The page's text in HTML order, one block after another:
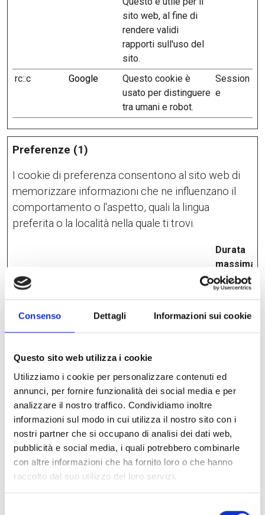
Consenso Dettagli Informazioni sui cookie
Questo sito web utilizza i cookie
Utilizziamo i cookie per personalizzare contenuti ed
annunci, per fornire funzionalità dei social media e per
analizzare il nostro traffico. Condividiamo inoltre
informazioni sul modo in cui utilizza il nostro sito con i
nostri partner che si occupano di analisi dei dati web,
pubblicità e social media, i quali potrebbero combinarle
con altre informazioni che ha fornito loro o che hanno
raccolto dal suo utilizzo dei loro servizi.
sito web, al fine di
rendere validi
rapporti sull'uso del
sito.
rc::c Google
Questo cookie è
usato per distinguere
tra umani e robot.
Session
e
Preferenze (1)
I cookie di preferenza consentono al sito web di
memorizzare informazioni che ne influenzano il
comportamento o l'aspetto, quali la lingua
preferita o la località nella quale ti trovi.
Durata
massima
di
qtrans_fron
www.electr
Determina la lingua
al sito web di
preferita al rientro
del visitatore.
1 anno
Statistiche (2)
I cookie statistici aiutano i proprietari del sito web
a capire come i visitatori interagiscono con i siti